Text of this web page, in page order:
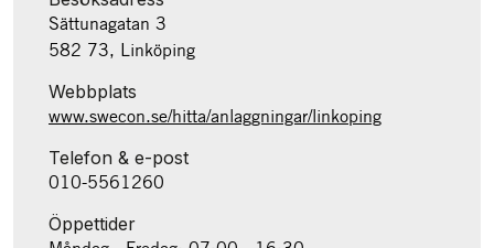
Sättunagatan 3
582 73, Linköping
Webbplats
www.swecon.se/hitta/anlaggningar/linkoping
Telefon & e-post
010-5561260
Öppettider